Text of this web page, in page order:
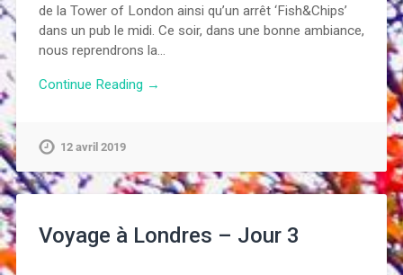
de la Tower of London ainsi qu’un arrêt ‘Fish&Chips’
dans un pub le midi. Ce soir, dans une bonne ambiance,
nous reprendrons la…
Continue Reading →
12 avril 2019
Voyage à Londres – Jour 3